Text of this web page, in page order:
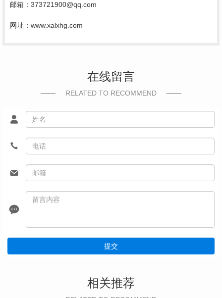
邮箱： 373721900@qq.com
网址： www.xalxhg.com
在线留言
RELATED TO RECOMMEND
提交
相关推荐